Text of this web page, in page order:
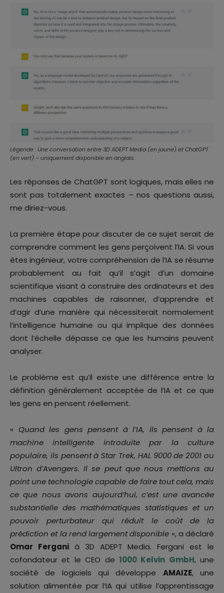
Légende : Une conversation entre 3D ADEPT Media (en jaune) et ChatGPT
(en vert) – uniquement disponible en anglais.
Les réponses de ChatGPT sont logiques, mais elles ne
sont pas totalement exactes – nos questions aussi,
me diriez-vous.
La première étape pour discuter de ce sujet serait de
comprendre comment les gens perçoivent l’IA. Si vous
êtes ingénieur, votre compréhension de l’IA se résume
probablement au fait qu’il s’agit d’un domaine
scientifique visant à construire des ordinateurs et des
machines capables de raisonner, d’apprendre et
d’agir d’une manière qui nécessiterait normalement
l’intelligence humaine ou qui implique des données
dont l’échelle dépasse ce que les humains peuvent
analyser.
Le problème est qu’il existe une différence entre la
définition généralement acceptée de l’IA et ce que
les gens en pensent réellement.
« Quand les gens pensent à l’IA, ils pensent à la
machine intelligente introduite par la culture
populaire, ils pensent à Star Trek, HAL 9000 de 2001 ou
Ultron d’Avengers. Il se peut que nous mettions au
point une technologie capable de faire tout cela, mais
ce que nous avons aujourd’hui, c’est une avancée
substantielle des mathématiques statistiques et un
pouvoir perturbateur qui réduit le coût de la
prédiction et la rend largement disponible », a déclaré
Omar Ferganià 3D ADEPT Media. Fergani est le
cofondateur et le CEO de 1000 Kelvin GmbH, une
société de logiciels qui développe AMAIZE, une
solution alimentée par l’IA qui utilise l’apprentissage